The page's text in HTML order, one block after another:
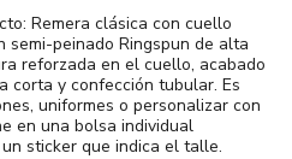
Remera clásica con cuello
semi-peinado Ringspun de alta
reforzada en el cuello, acabado
corta y confección tubular. Es
uniformes o personalizar con
en una bolsa individual
sticker que indica el talle.